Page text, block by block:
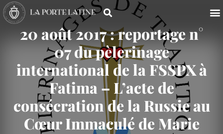
20 août 2017 : reportage n°
07 du pèlerinage
international de la FSSPX à
Fatima – L’acte de
consécration de la Russie au
Cœur Immaculé de Marie